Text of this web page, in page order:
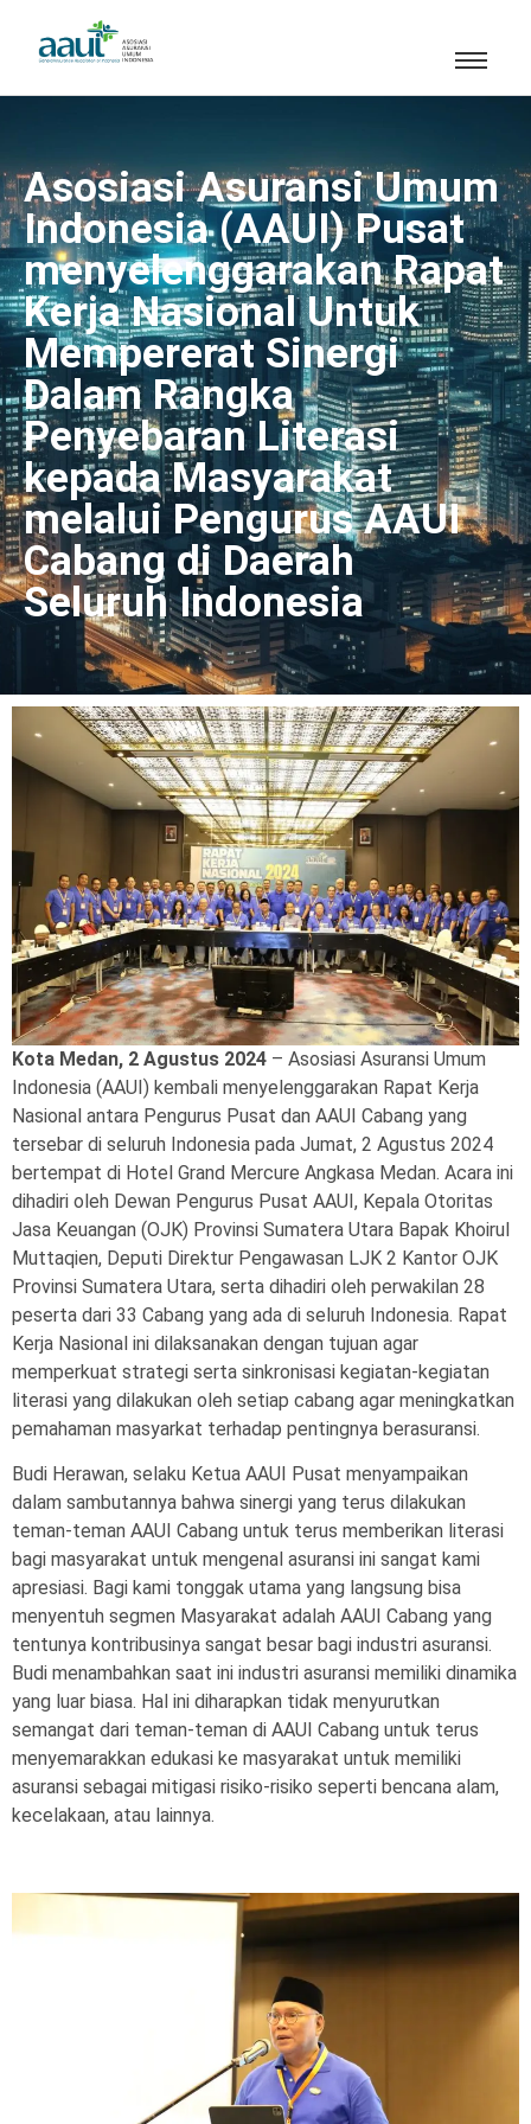
Asosiasi Asuransi Umum
Indonesia (AAUI) Pusat
menyelenggarakan Rapat
Kerja Nasional Untuk
Mempererat Sinergi
Dalam Rangka
Penyebaran Literasi
kepada Masyarakat
melalui Pengurus AAUI
Cabang di Daerah
Seluruh Indonesia
Kota Medan, 2 Agustus 2024 – Asosiasi Asuransi Umum
Indonesia (AAUI) kembali menyelenggarakan Rapat Kerja
Nasional antara Pengurus Pusat dan AAUI Cabang yang
tersebar di seluruh Indonesia pada Jumat, 2 Agustus 2024
bertempat di Hotel Grand Mercure Angkasa Medan. Acara ini
dihadiri oleh Dewan Pengurus Pusat AAUI, Kepala Otoritas
Jasa Keuangan (OJK) Provinsi Sumatera Utara Bapak Khoirul
Muttaqien, Deputi Direktur Pengawasan LJK 2 Kantor OJK
Provinsi Sumatera Utara, serta dihadiri oleh perwakilan 28
peserta dari 33 Cabang yang ada di seluruh Indonesia. Rapat
Kerja Nasional ini dilaksanakan dengan tujuan agar
memperkuat strategi serta sinkronisasi kegiatan-kegiatan
literasi yang dilakukan oleh setiap cabang agar meningkatkan
pemahaman masyarkat terhadap pentingnya berasuransi.
Budi Herawan, selaku Ketua AAUI Pusat menyampaikan
dalam sambutannya bahwa sinergi yang terus dilakukan
teman-teman AAUI Cabang untuk terus memberikan literasi
bagi masyarakat untuk mengenal asuransi ini sangat kami
apresiasi. Bagi kami tonggak utama yang langsung bisa
menyentuh segmen Masyarakat adalah AAUI Cabang yang
tentunya kontribusinya sangat besar bagi industri asuransi.
Budi menambahkan saat ini industri asuransi memiliki dinamika
yang luar biasa. Hal ini diharapkan tidak menyurutkan
semangat dari teman-teman di AAUI Cabang untuk terus
menyemarakkan edukasi ke masyarakat untuk memiliki
asuransi sebagai mitigasi risiko-risiko seperti bencana alam,
kecelakaan, atau lainnya.